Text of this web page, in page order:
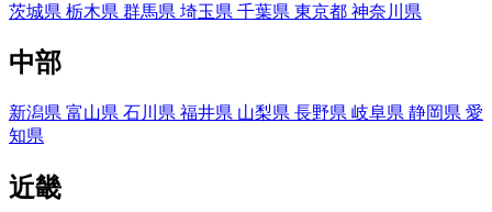
茨城県 栃木県 群馬県 埼玉県 千葉県 東京都 神奈川県
中部
新潟県 富山県 石川県 福井県 山梨県 長野県 岐阜県 静岡県 愛
知県
近畿